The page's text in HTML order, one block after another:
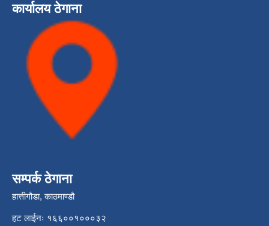
कार्यालय ठेगाना
सम्पर्क ठेगाना
हात्तीगौडा, काठमाण्डौ
हट लाईनः १६६००१०००३२